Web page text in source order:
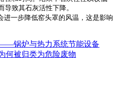
导致其石灰活性下降。
进一步降低窑头罩的风温，这是影响
锅炉与热力系统节能设备
何被归类为危险废物